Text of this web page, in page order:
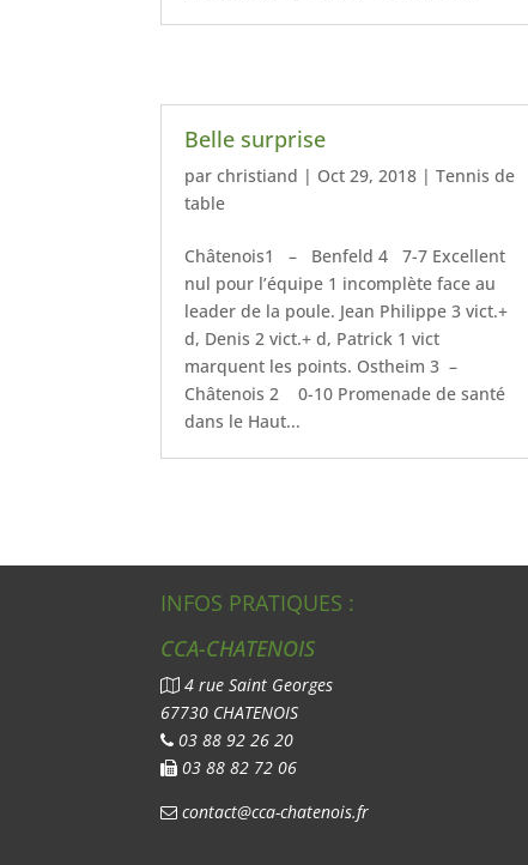
Belle surprise
parchristiand | Oct 29, 2018 |Tennis de
table
Châtenois1 – Benfeld 4 7-7 Excellent
nul pour l’équipe 1 incomplète face au
leader de la poule. Jean Philippe 3 vict.+
d, Denis 2 vict.+ d, Patrick 1 vict
marquent les points. Ostheim 3 –
Châtenois 2 0-10 Promenade de santé
dans le Haut...
INFOS PRATIQUES :
CCA-CHATENOIS
4 rue Saint Georges
67730 CHATENOIS
03 88 92 26 20
03 88 82 72 06
contact@cca-chatenois.fr